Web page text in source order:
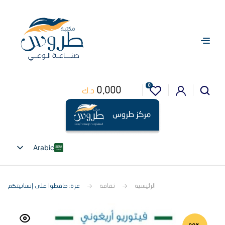
0
0,000 د.ك
Arabic
English
الرئيسية ثقافة غزة: حافظوا على إنسانيتكم